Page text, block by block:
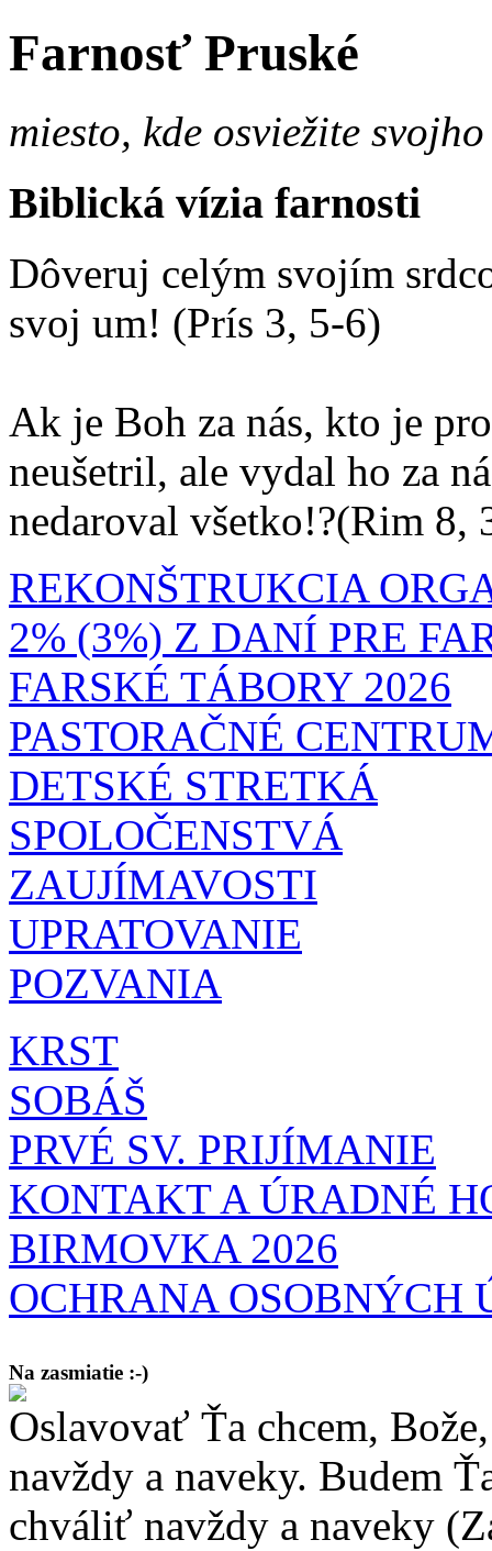
Farnosť Pruské
miesto, kde osviežite
Biblická vízia farnosti
Dôveruj celým svojím
svoj um! (Prís 3, 5-6)
Ak je Boh za nás, kto je
neušetril, ale vydal ho za
nedaroval všetko!?(Rim 8,
REKONŠTRUKCIA
2% (3%) Z DANÍ PRE
FARSKÉ TÁBORY 2026
PASTORAČNÉ
DETSKÉ STRETKÁ
SPOLOČENSTVÁ
ZAUJÍMAVOSTI
UPRATOVANIE
POZVANIA
KRST
SOBÁŠ
PRVÉ SV. PRIJÍMANIE
KONTAKT A ÚRADNÉ
BIRMOVKA 2026
OCHRANA OSOBNÝCH
Na zasmiatie :-)
Malý chlapec sa modlí:
Pane Bože, ďakujem za otecka, za mamičku a prosím aj za Teba,
Oslavovať Ťa chcem,
navždy a naveky. Budem
chváliť navždy a naveky